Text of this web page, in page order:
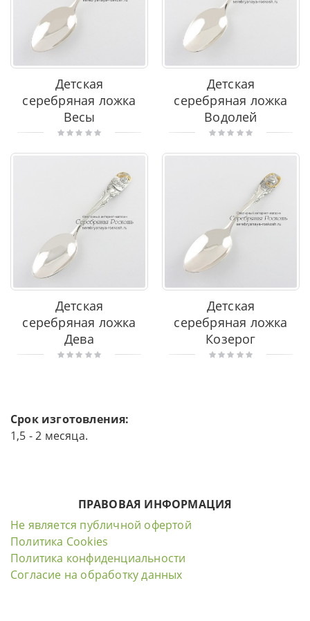
Детская
серебряная ложка
Весы
Детская
серебряная ложка
Водолей
Детская
серебряная ложка
Дева
Детская
серебряная ложка
Козерог
Срок изготовления:
1,5 - 2 месяца.
ПРАВОВАЯ ИНФОРМАЦИЯ
Не является публичной офертой
Политика Cookies
Политика конфиденциальности
Согласие на обработку данных